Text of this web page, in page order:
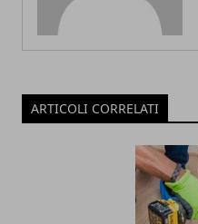
ARTICOLI CORRELATI